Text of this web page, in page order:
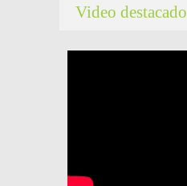
Video destacado